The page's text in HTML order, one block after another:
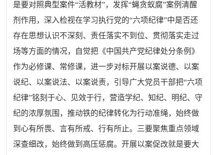
是要对照典型案件“活教材”，发挥“蝇贪蚁腐”案例清醒
剂作用，深入检视在学习执行党的“六项纪律”中是否还
存在思想认识不深刻、责任落实不到位、贯彻落实走过
场等方面的情况，自觉把《中国共产党纪律处分条例》
作为必修课、常修课，进一步对标开展以案说德、以案
说纪、以案说法、以案说责，引导广大党员干部把“六项
纪律”铭刻于心、见效于行，营造学纪、知纪、明纪、守
纪的浓厚氛围，推动铁的纪律转化为行动准绳，始终做
到心有所畏、言有所戒、行有所止。三要聚焦重点领域
深查细改，始终做到高压惩腐。开展以案促改就是要大